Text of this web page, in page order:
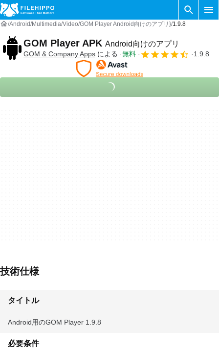
Android Multimedia Video GOM Player Android向けのアプリ} 1.9.8
GOM Player APK Android向けのアプリ
GOM & Company Apps による 無料 1.9.8
技術仕様
タイトル
Android用のGOM Player 1.9.8
必要条件